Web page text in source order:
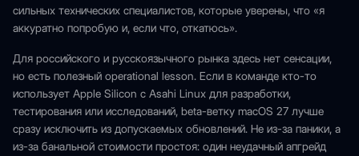
сильных технических специалистов, которые уверены, что «я
аккуратно попробую и, если что, откатюсь».
Для российского и русскоязычного рынка здесь нет сенсации,
но есть полезный operational lesson. Если в команде кто-то
использует Apple Silicon с Asahi Linux для разработки,
тестирования или исследований, beta-ветку macOS 27 лучше
сразу исключить из допускаемых обновлений. Не из-за паники, а
из-за банальной стоимости простоя: один неудачный апгрейд